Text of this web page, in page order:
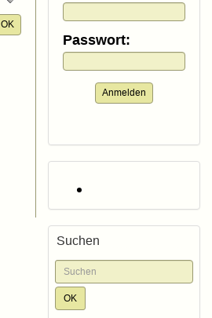
OK
Passwort:
Anmelden
Suchen